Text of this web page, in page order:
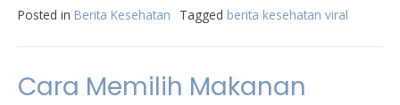
Posted in Berita Kesehatan Tagged berita kesehatan viral
Cara Memilih Makanan